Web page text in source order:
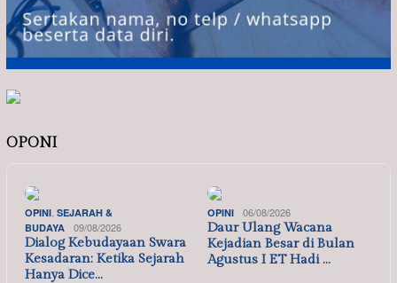
OPONI
OPINI SEJARAH &
BUDAYA
09/08/2026
Dialog Kebudayaan Swara
Kesadaran: Ketika Sejarah
Hanya Dice…
OPINI 06/08/2026
Daur Ulang Wacana
Kejadian Besar di Bulan
Agustus I ET Hadi …